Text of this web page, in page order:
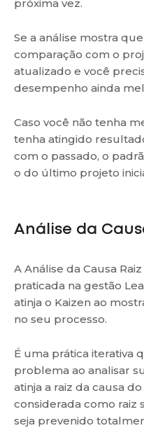
próxima vez.
Se a análise mostra
comparação com o
atualizado e você
desempenho ainda
Caso você não tenha
tenha atingido
com o passado, o
o do último projeto
Análise da
A Análise da Causa
praticada na gestão
atinja o Kaizen ao
no seu processo.
É uma prática iterativa
problema ao analisar
atinja a raiz da causa
considerada como raiz
seja prevenido